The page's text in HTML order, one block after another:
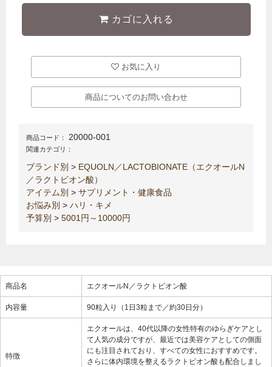
カゴに入れる
お気に入り
商品についてのお問い合わせ
商品コード： 20000-001
関連カテゴリ：
ブランド別 > EQUOLN／LACTOBIONATE（エクオールN
／ラクトビオン酸）
アイテム別 > サプリメント・健康食品
お悩み別 > ハリ・キメ
予算別 > 5001円～10000円
商品名 エクオールN／ラクトビオン酸
内容量 90粒入り（1日3粒まで／約30日分）
特徴
エクオールは、40代以降の女性特有のゆらぎケアとし
て人気の成分ですが、最近では美容ケアとしての側面
にも注目されており、すべての女性におすすめです。
さらに体内環境を整えるラクトビオン酸も配合しまし